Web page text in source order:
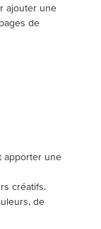
ajouter une
de
apporter une
créatifs.
de